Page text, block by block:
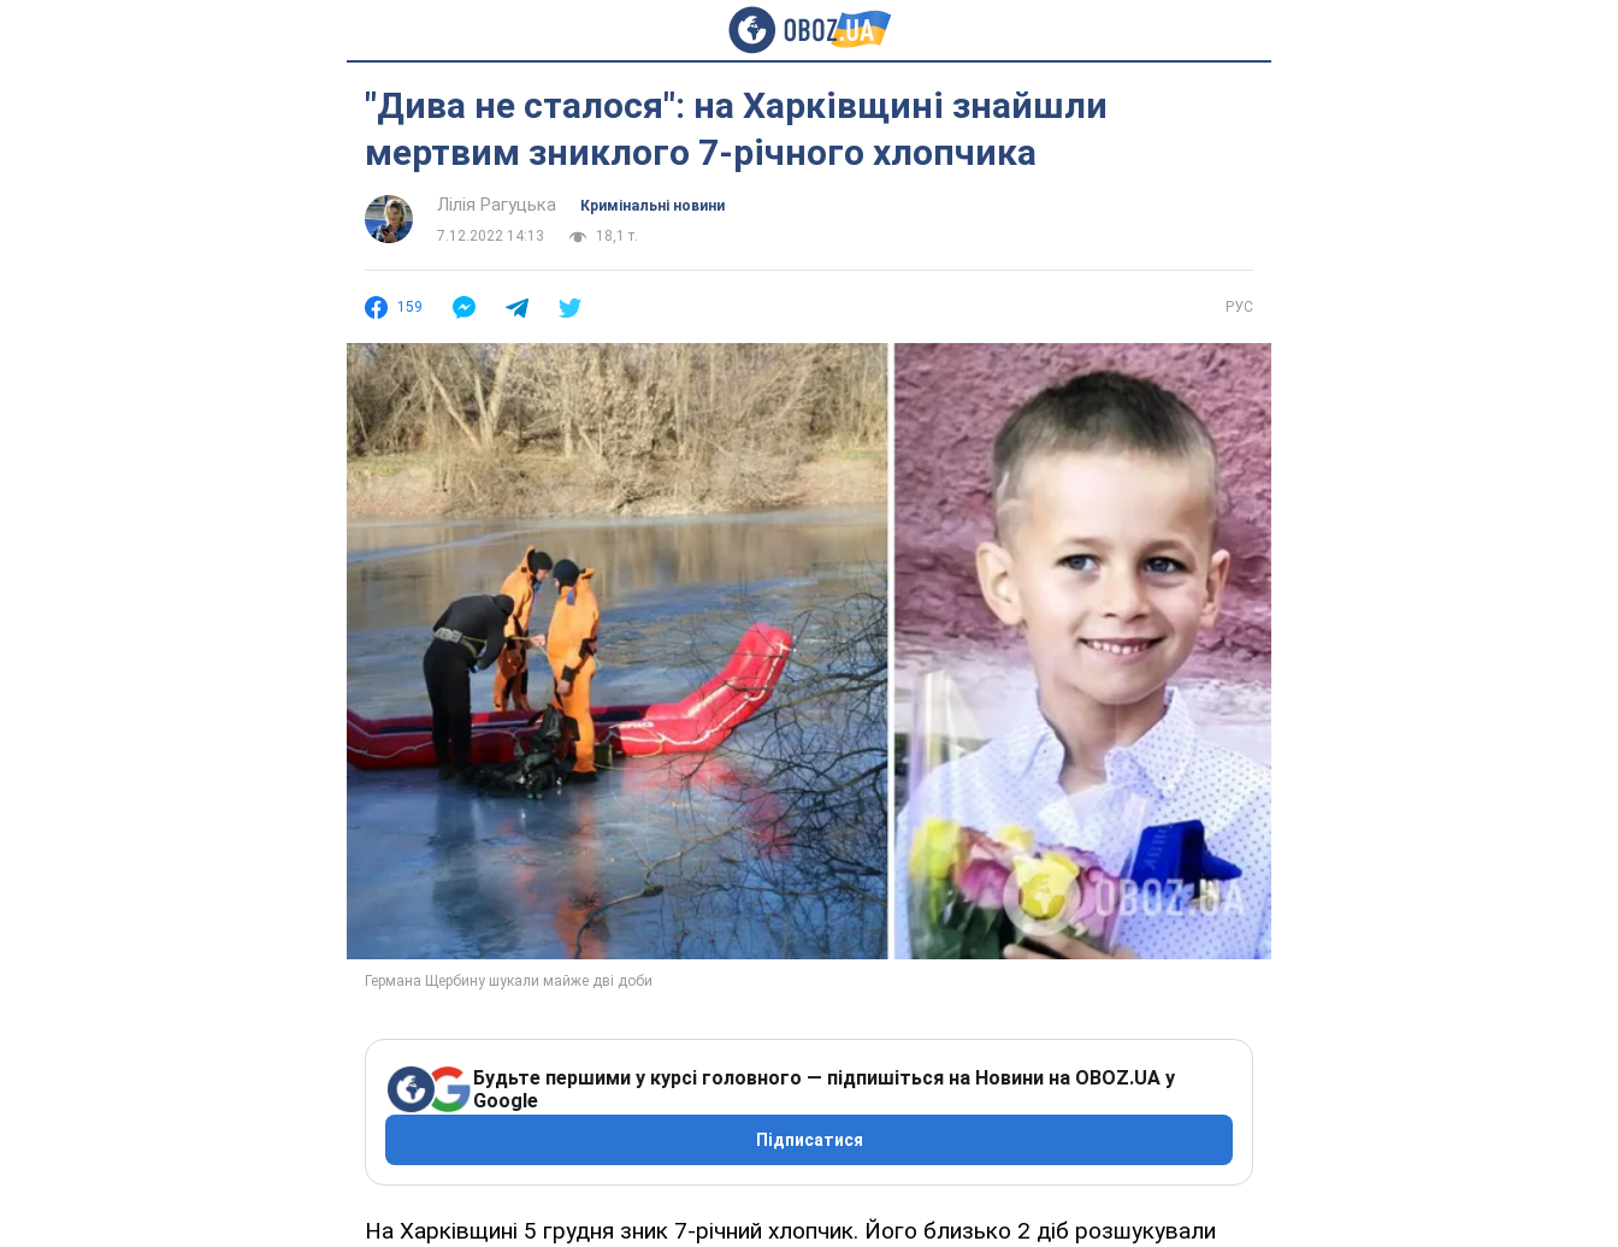
"Дива не сталося": на Харківщині знайшли
мертвим зниклого 7-річного хлопчика
Лілія Рагуцька
Кримінальні новини
7.12.2022 14:13
18,1 т.
159 РУС
Будьте першими у курсі головного — підпишіться на Новини на OBOZ.UA у
Google
Підписатися
На Харківщині 5 грудня зник 7-річний хлопчик. Його близько 2 діб розшукували